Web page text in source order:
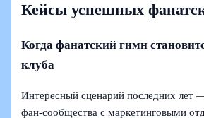
Кейсы успешных
Когда фанатский гимн
клуба
Интересный сценарий последних лет
фан-сообщества с маркетинговыми